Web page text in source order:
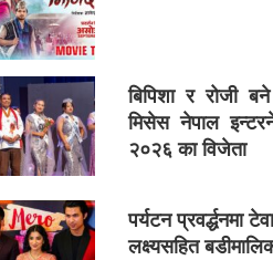
बिपिशा र रोजी
मिसेस नेपाल
२०२६ का विजेता
पर्यटन प्रवर्द्धनमा
लक्ष्यसहित